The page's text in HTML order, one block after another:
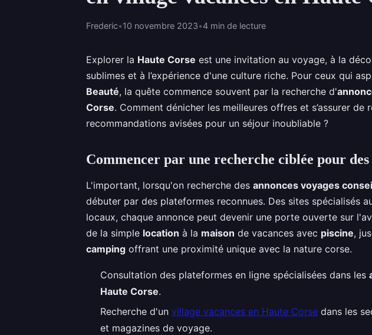
Frederic•10 novembre 2023•4 min de lecture
Explorer la Haute Corse est une invitation au voyage, à la
sublimes et à l’expérience d'une culture riche. Pour ceux qui
Beauté, la quête commence souvent par la recherche d'
Corse. Comment dénicher les meilleures offres et s’assurer de
recommandations avisées pour un séjour inoubliable ?
Commencer par une recherche ciblée pour
L'important, lorsqu'on recherche des annonces voyages
débuter par des plateformes reconnues. Des sites spécialisés
locaux, chaque annonce peut devenir une porte ouverte sur
de la simple location à la maison de vacances avec piscine,
camping offrant une proximité unique avec la nature corse.
Consultation des plateformes en ligne spécialisées dans les
Haute Corse.
Recherche d'un village vacances en Haute Corse dans les
et magazines de voyage.